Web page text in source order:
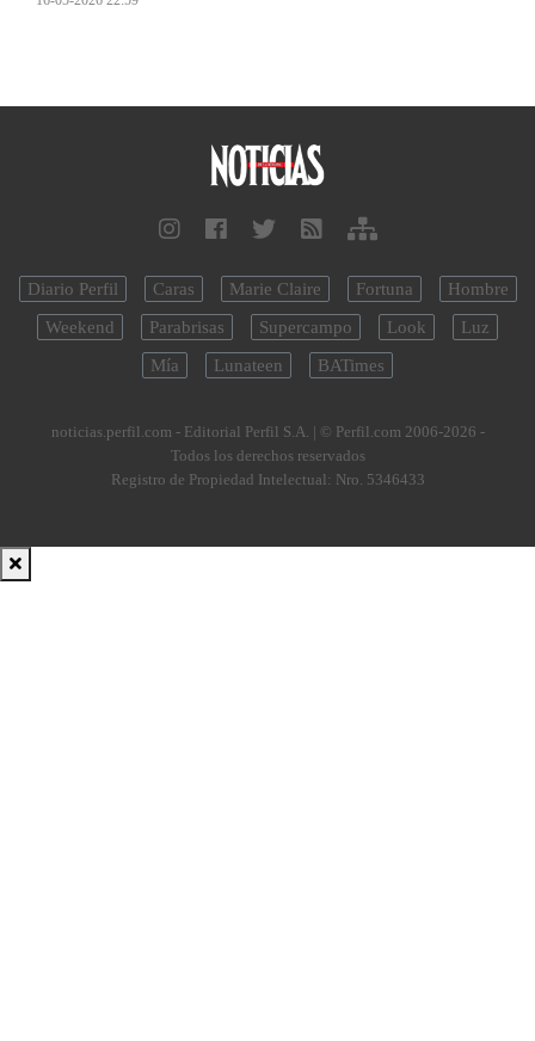
Diario Perfil Caras Marie Claire Fortuna
Hombre
Weekend
Parabrisas Supercampo Look
Luz
Mía
Lunateen BATimes
noticias.perfil.com - Editorial Perfil S.A. | © Perfil.com 2006-2026 -
Todos los derechos reservados
Registro de Propiedad Intelectual: Nro. 5346433